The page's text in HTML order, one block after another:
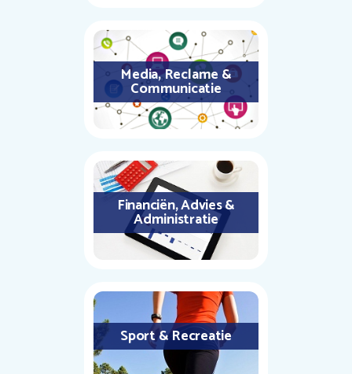
Media, Reclame &
Communicatie
Financiën, Advies &
Administratie
Sport & Recreatie